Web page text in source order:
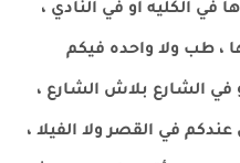
في الكليه أو في النادي ،
، طب ولا واحده فيكم
الشارع بلاش الشارع ،
في القصر ولا الفيلا ،